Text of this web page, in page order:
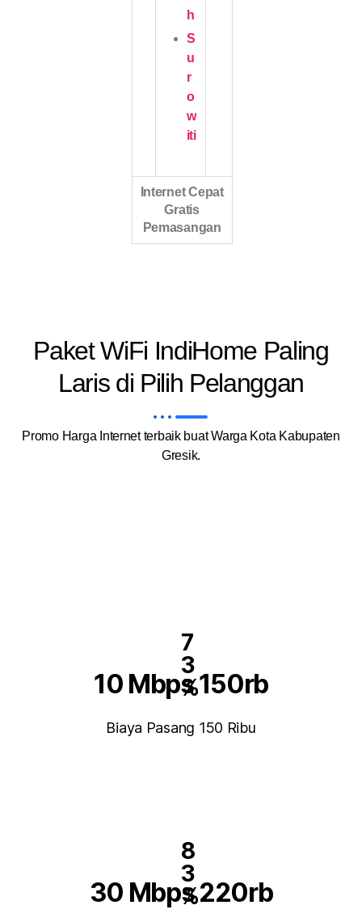
h
S
u
r
o
w
iti
Internet Cepat
Gratis
Pemasangan
Paket WiFi IndiHome Paling
Laris di Pilih Pelanggan
Promo Harga Internet terbaik buat Warga Kota Kabupaten
Gresik.
7
3
%
10 Mbps 150rb
Biaya Pasang 150 Ribu
8
3
%
30 Mbps 220rb